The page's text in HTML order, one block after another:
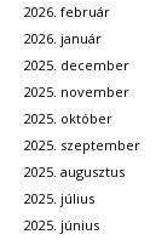
2026. február
2026. január
2025. december
2025. november
2025. október
2025. szeptember
2025. augusztus
2025. július
2025. június